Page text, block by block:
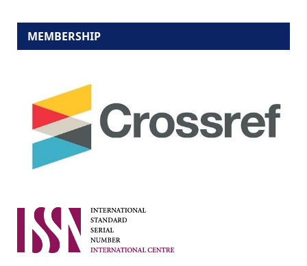
MEMBERSHIP